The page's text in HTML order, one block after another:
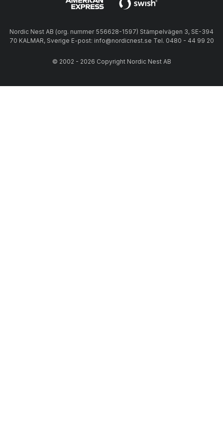
Nordic Nest AB (org. nummer 556628-1597) Stämpelvägen 3, SE-394
70 KALMAR, Sverige E-post: info@nordicnest.se Tel. 0480 - 44 99 20
© 2002 - 2026 Copyright Nordic Nest AB